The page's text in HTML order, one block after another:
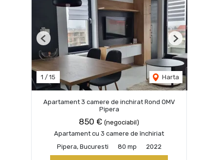
1 / 15 Harta
Previous Next
Apartament 3 camere de inchirat Rond OMV
Pipera
850 € (negociabil)
Apartament cu 3 camere de închiriat
Pipera, Bucuresti
80 mp 2022